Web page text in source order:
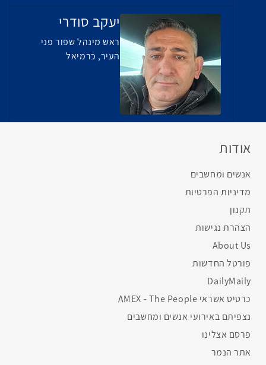
יעקב סודרי
ראש מינהל שפור פני
העיר, כרמיאל
אודות
אנשים ומחשבים
מדיניות הפרטיות
תקנון
הצהרת נגישות
About Us
פורטל החדשות
DailyMaily
כרטיס אשראי AMEX - The People
נצפיתם באירועי אנשים ומחשבים
פרסם אצלינו
אתר הנמר